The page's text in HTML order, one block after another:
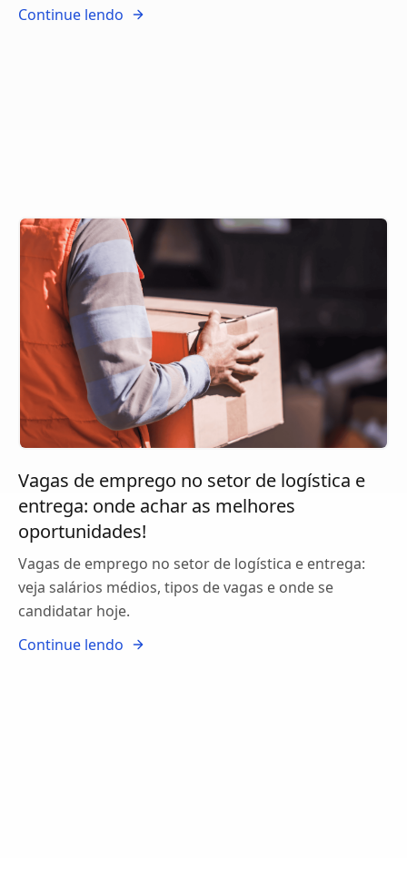
Continue lendo
Vagas de emprego no setor de logística e
entrega: onde achar as melhores
oportunidades!
Vagas de emprego no setor de logística e entrega:
veja salários médios, tipos de vagas e onde se
candidatar hoje.
Continue lendo